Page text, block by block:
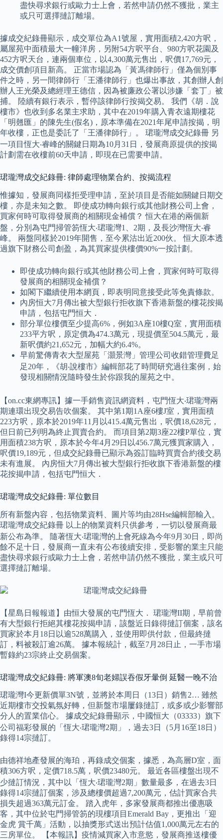
盡快尋求銀行或歐力士上會，若然申請仍然不獲批，業主
或只可選擇撻訂離場。
據成交紀錄冊顯示，成交單位為A1號屋，實用面積2,420方呎，
屬屋苑中面積最大一幢洋房，另附54方呎平台、980方呎花園及
452方呎天台，連兩個車位，以4,300萬元售出，呎價17,769元，
成交價創項目新高。 正當市場認為「黃馮律師行」僅為個別事
件之時，另一間律師行「王潘律師行」也爆出事故，其創辦人創
辦人王光榮及總經理王德信，因為被廉政公署以涉嫌「套丁」被
捕。 陸續有銀行表示，暫停該律師行按揭交易。 我們《胡．說
樓市》也收到多名業主求助，其中在2019年購入青衣遠期樓花
「明翹匯」的陳先生(假名)，原本準備在2021年尾申請按揭，明
年收樓，正也是委託了「王潘律師行」。 珺瓏灣成交紀錄冊 另
一項目恆大‧睿峰的關鍵日期為10月31日，發展商原提供的按揭
計劃需在收樓前60天申請，即現在已需要申請。
珺瓏灣成交紀錄冊: 律師處理物業合約、按揭流程
惟據知，發展商同樣拒受理申請，至於項目是否能如關鍵日期交
樓，亦是未知之數。 即使成功轉向銀行或其他財務公司上會，
買家何時可取得發展商的相關現金補償？ 恒大在港的兩個新
盤，分別為屯門掃管笏恆大‧珺瓏灣1、2期，及長沙灣恆大‧睿
峰。 兩盤同樣於2019年開售，至今累沽出近200伙。 恒大原本透
過旗下財務公司創盈，為其買家提供樓價90%一按計劃。
即使成功轉向銀行或其他財務公司上會，買家何時可取得
發展商的相關現金補償？
如閣下繼續使用本網頁，即表明同意接受此等免責條款。
內房恒大7月傳出被大型銀行拒收旗下香港新盤的樓花按揭
申請，包括屯門恒大．
部分單位樓價至少提高6%，例如3A座10樓Q室，實用面積
233平方呎，原定價為474.3萬元，現提價至504.5萬元，最
新呎價約21,652元，加幅大約6.4%。
早前驚傳青衣大型屋苑「灝景灣」管理公司收錯管理費足
足20年，《胡‧說樓市》編輯部花了時間研究過往案例，始
發現相關情況隨時發生於你跟我的屋苑之中。
【on.cc東網專訊】據一手銷售資訊網資料，屯門恆大‧珺瓏灣兩
期連環出現交易告吹個案。 其中第1期1A座6樓J室，實用面積
223方呎，原本於2019年11月以415.4萬元售出，呎價18,628元，
但日前已列明為終止買賣合約。 而項目第2期3座22樓P單位，實
用面積238方呎，原本於今年4月29日以456.7萬元獲買家購入，
呎價19,189元，但成交紀錄冊已顯示為簽訂臨時買賣合約後交易
未有進展。 內房恒大7月傳出被大型銀行拒收旗下香港新盤的樓
花按揭申請，包括屯門恒大．
珺瓏灣成交紀錄冊: 單位數目
所有新盤內容，包括物業資料、圖片等均由28Hse編輯部輸入。
珺瓏灣成交紀錄冊 以上的物業資料只供參考，一切以發展商最
新公布為準。 隨著恆大‧珺瓏灣的上會死線為今年9月30日，即尚
餘不足十日，發展商一直未有公布後續安排，受影響的業主只能
盡快尋求銀行或歐力士上會，若然申請仍然不獲批，業主或只可
選擇撻訂離場。
【星島日報報道】由恒大發展的屯門恆大． 珺瓏灣II期，早前曾
有大型銀行拒絕其樓花按揭申請，該盤近日錄得撻訂個案，該名
買家於本月18日以逾528萬購入，並使用即供付款，但最終撻
訂，料被殺訂逾26萬。 據本報統計，截至7月28日止，一手市場
暫錄約23宗終止交易個案。
珺瓏灣成交紀錄冊: 將軍澳8旬老婦誤吞假牙暈倒 延醫一晚不治
珺瓏灣I今更新價單3N號，並將於本周日（13日）銷售2… 雖然
近期樓市交投氣氛好轉，但新盤市場屢錄撻訂，或多或少影響部
分人的置業信心。 據成交紀錄冊顯示，中國恒大（03333）旗下
公司福彩發展的「恆大‧珺瓏灣2期」，過去3日（5月16至18日）
錄得14宗撻訂。
由德祥地產發展的海珀，再錄成交個案，據悉，為高層D室，面
積306方呎，定價718.5萬，呎價23480元。 最近各區樓盤出現不
少撻訂情況，其中以「恆大‧珺瓏灣2期」數量最多，在過去3日
錄得14宗撻訂個案，涉及總樓價超過7,200萬元，估計買家合共
損失超過363萬元訂金。 踏入虎年，多家發展商都推出優惠吸
客，其中位於屯門掃管笏的現樓項目Emerald Bay，更推出「迎
金虎 賞千萬」活動，以抽獎形式送出預計估值1,000萬元左右的
三房單位。 【本報訊】疫情減買家入市意慾，發展商推送樓優